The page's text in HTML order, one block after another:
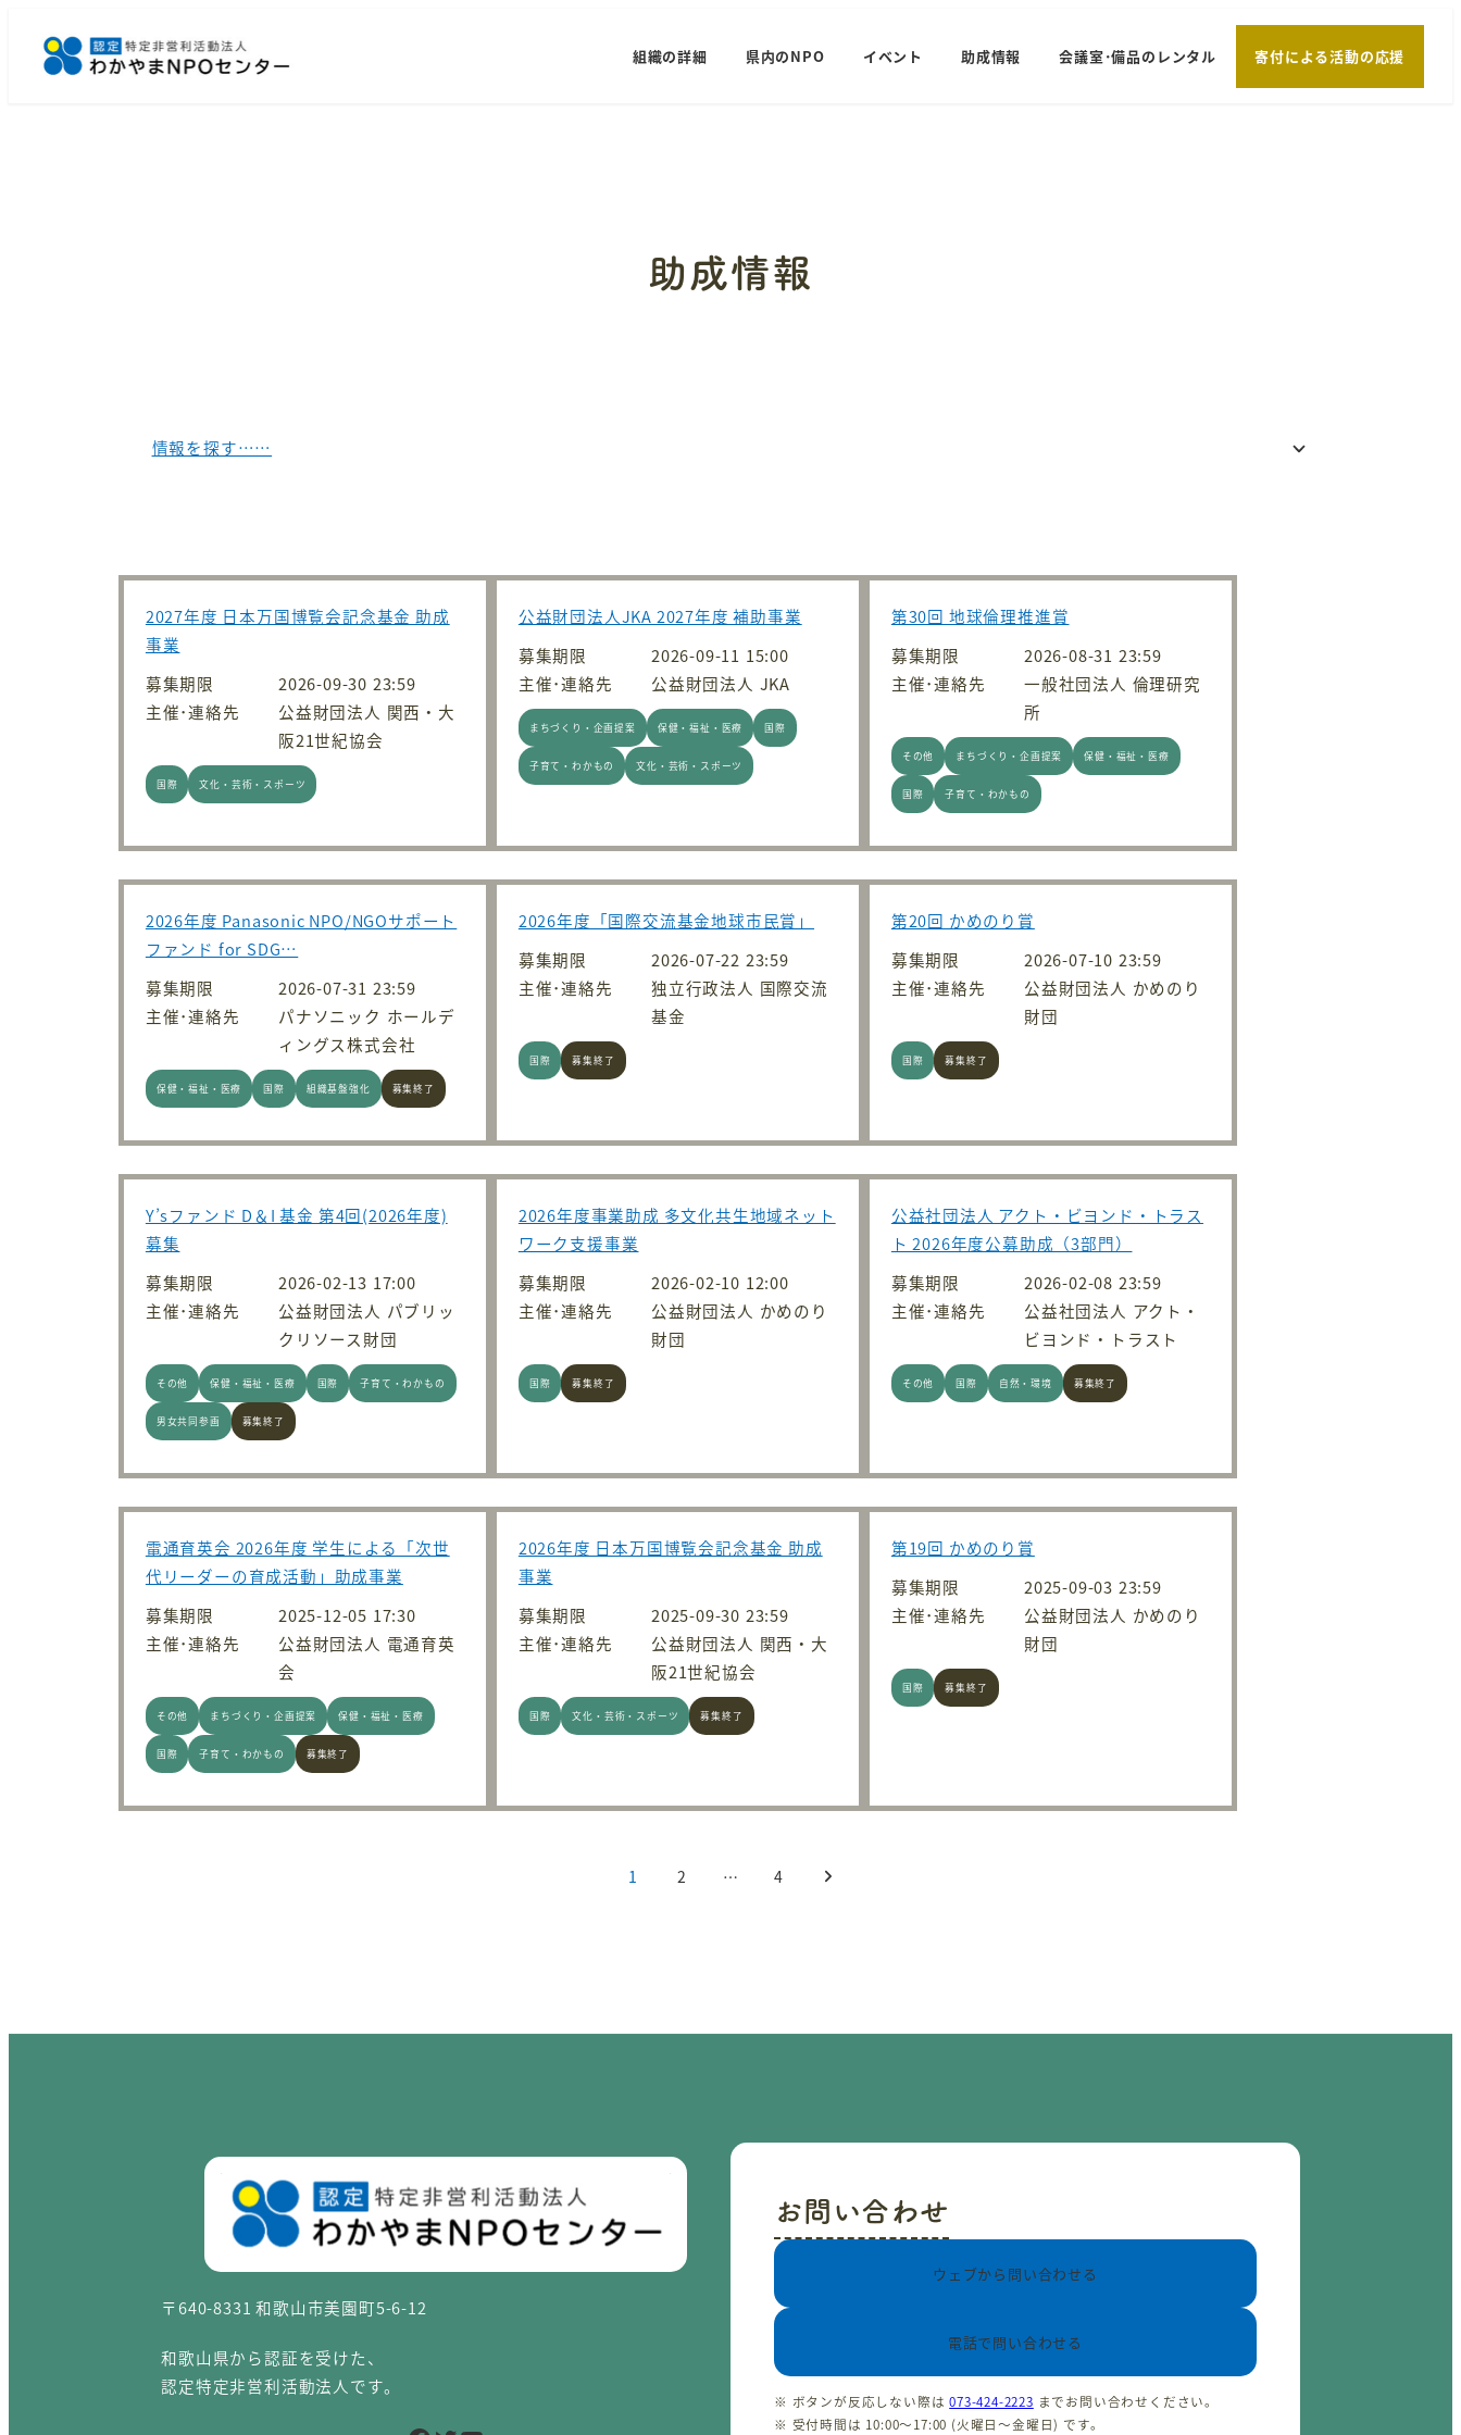
組織の詳細 県内のNPO イベント 助成情報 会議室･備品のレンタル 寄付による活動の応援
助成情報
情報を探す……
2027年度 日本万国博覧会記念基金 助成
事業
募集期限
2026-09-30 23:59
主催･連絡先
公益財団法人 関西・大
阪21世紀協会
国際 文化・芸術・スポーツ
公益財団法人JKA 2027年度 補助事業
募集期限
2026-09-11 15:00
主催･連絡先
公益財団法人 JKA
まちづくり・企画提案 保健・福祉・医療 国際
子育て・わかもの 文化・芸術・スポーツ
第30回 地球倫理推進賞
募集期限
2026-08-31 23:59
主催･連絡先
一般社団法人 倫理研究
所
その他 まちづくり・企画提案 保健・福祉・医療
国際 子育て・わかもの
2026年度 Panasonic NPO/NGOサポート
ファンド for SDG…
募集期限
2026-07-31 23:59
主催･連絡先
パナソニック ホールデ
ィングス株式会社
保健・福祉・医療 国際 組織基盤強化 募集終了
2026年度「国際交流基金地球市民賞」
募集期限
2026-07-22 23:59
主催･連絡先
独立行政法人 国際交流
基金
国際 募集終了
第20回 かめのり賞
募集期限
2026-07-10 23:59
主催･連絡先
公益財団法人 かめのり
財団
国際 募集終了
Y’sファンド D＆I 基金 第4回(2026年度)
募集
募集期限
2026-02-13 17:00
主催･連絡先
公益財団法人 パブリッ
クリソース財団
その他 保健・福祉・医療 国際 子育て・わかもの
男女共同参画 募集終了
2026年度事業助成 多文化共生地域ネット
ワーク支援事業
募集期限
2026-02-10 12:00
主催･連絡先
公益財団法人 かめのり
財団
国際 募集終了
公益社団法人 アクト・ビヨンド・トラス
ト 2026年度公募助成（3部門）
募集期限
2026-02-08 23:59
主催･連絡先
公益社団法人 アクト・
ビヨンド・トラスト
その他 国際 自然・環境 募集終了
電通育英会 2026年度 学生による「次世
代リーダーの育成活動」助成事業
募集期限
2025-12-05 17:30
主催･連絡先
公益財団法人 電通育英
会
その他 まちづくり・企画提案 保健・福祉・医療
国際 子育て・わかもの 募集終了
2026年度 日本万国博覧会記念基金 助成
事業
募集期限
2025-09-30 23:59
主催･連絡先
公益財団法人 関西・大
阪21世紀協会
国際 文化・芸術・スポーツ 募集終了
第19回 かめのり賞
募集期限
2025-09-03 23:59
主催･連絡先
公益財団法人 かめのり
財団
国際 募集終了
1 2 … 4
〒640-8331 和歌山市美園町5-6-12
和歌山県から認証を受けた、
認定特定非営利活動法人です。
お問い合わせ
ウェブから問い合わせる
電話で問い合わせる
※ ボタンが反応しない際は073-424-2223 までお問い合わせください。
※ 受付時間は 10:00〜17:00 (火曜日〜金曜日) です。